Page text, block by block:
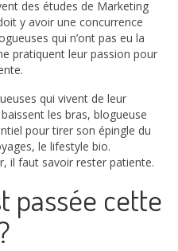
des études de Marketing
y avoir une concurrence
qui n’ont pas eu la
pratiquent leur passion pour
qui vivent de leur
les bras, blogueuse
pour tirer son épingle du
le lifestyle bio.
il faut savoir rester patiente.
passée cette